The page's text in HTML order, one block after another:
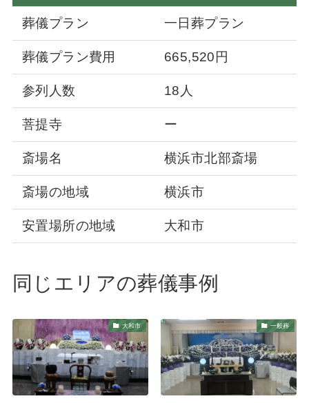
葬儀プラン 一日葬プラン
葬儀プラン費用 665,520円
参列人数 18人
菩提寺 ー
斎場名 横浜市北部斎場
斎場の地域 横浜市
安置場所の地域 大和市
同じエリアの葬儀事例
大和市 一般葬